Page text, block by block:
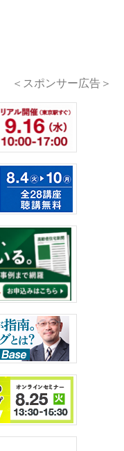
＜スポンサー広告＞